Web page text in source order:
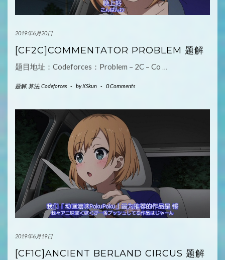
2019年6月20日
[CF2C]COMMENTATOR PROBLEM 题解
题目地址：Codeforces：Problem – 2C – Co …
题解, 算法, Codeforces - byKSkun - 0 Comments
2019年6月19日
[CF1C]ANCIENT BERLAND CIRCUS 题解